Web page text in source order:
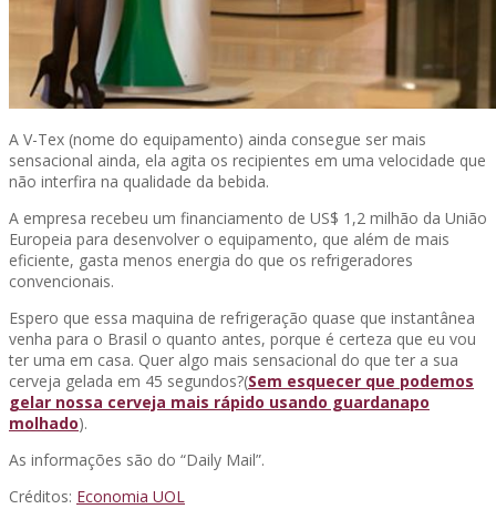
A V-Tex (nome do equipamento) ainda consegue ser mais
sensacional ainda, ela agita os recipientes em uma velocidade que
não interfira na qualidade da bebida.
A empresa recebeu um financiamento de US$ 1,2 milhão da União
Europeia para desenvolver o equipamento, que além de mais
eficiente, gasta menos energia do que os refrigeradores
convencionais.
Espero que essa maquina de refrigeração quase que instantânea
venha para o Brasil o quanto antes, porque é certeza que eu vou
ter uma em casa. Quer algo mais sensacional do que ter a sua
cerveja gelada em 45 segundos?(Sem esquecer que podemos
gelar nossa cerveja mais rápido usando guardanapo
molhado).
As informações são do “Daily Mail”.
Créditos: Economia UOL